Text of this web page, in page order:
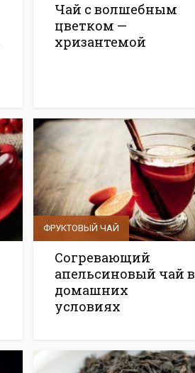
Чай с волшебным
цветком —
хризантемой
ФРУКТОВЫЙ ЧАЙ
Согревающий
апельсиновый чай в
домашних
условиях